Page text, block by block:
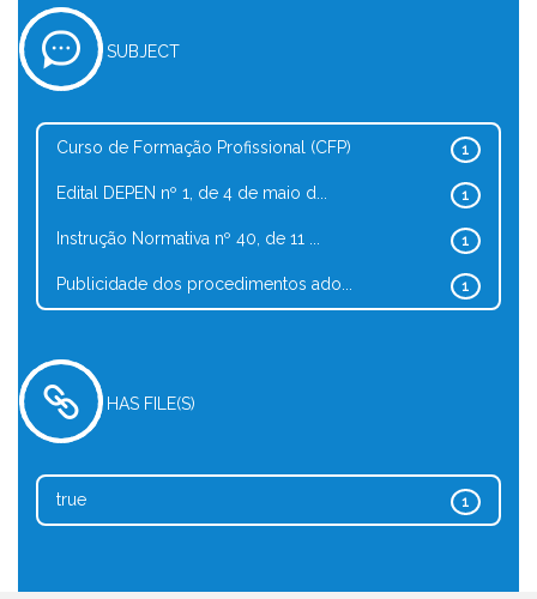
SUBJECT
1
Curso de Formação Profissional (CFP)
1
Edital DEPEN nº 1, de 4 de maio d...
1
Instrução Normativa nº 40, de 11 ...
1
Publicidade dos procedimentos ado...
HAS FILE(S)
1
true